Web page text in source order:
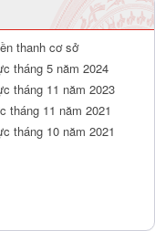
thanh cơ sở
tháng 5 năm 2024
tháng 11 năm 2023
tháng 11 năm 2021
tháng 10 năm 2021